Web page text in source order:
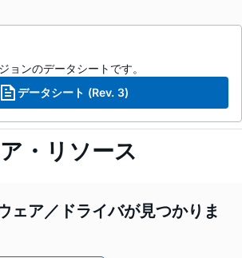
ョンのデータシートです。
データシート (Rev. 3)
・リソース
ェア／ドライバが見つかりま